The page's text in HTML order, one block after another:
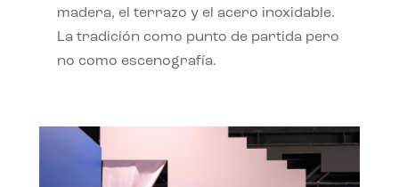
madera, el terrazo y el acero inoxidable.
La tradición como punto de partida pero
no como escenografía.